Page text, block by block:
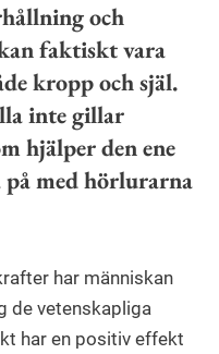
och
faktiskt vara
kropp och själ.
inte gillar
hjälper den ene
på med hörlurarna
har människan
de vetenskapliga
har en positiv effekt